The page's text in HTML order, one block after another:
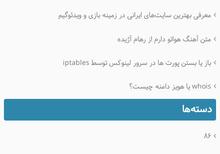
معرفی بهترین سایت‌های ایرانی در زمینه بازی و ویدئوگیم
متن آهنگ هواتو دارم از رهام آژیده
باز یا بستن پورت ها در سرور لینوکس توسط iptables
whois یا هویز دامنه چیست؟
دسته‌ها
۸۶